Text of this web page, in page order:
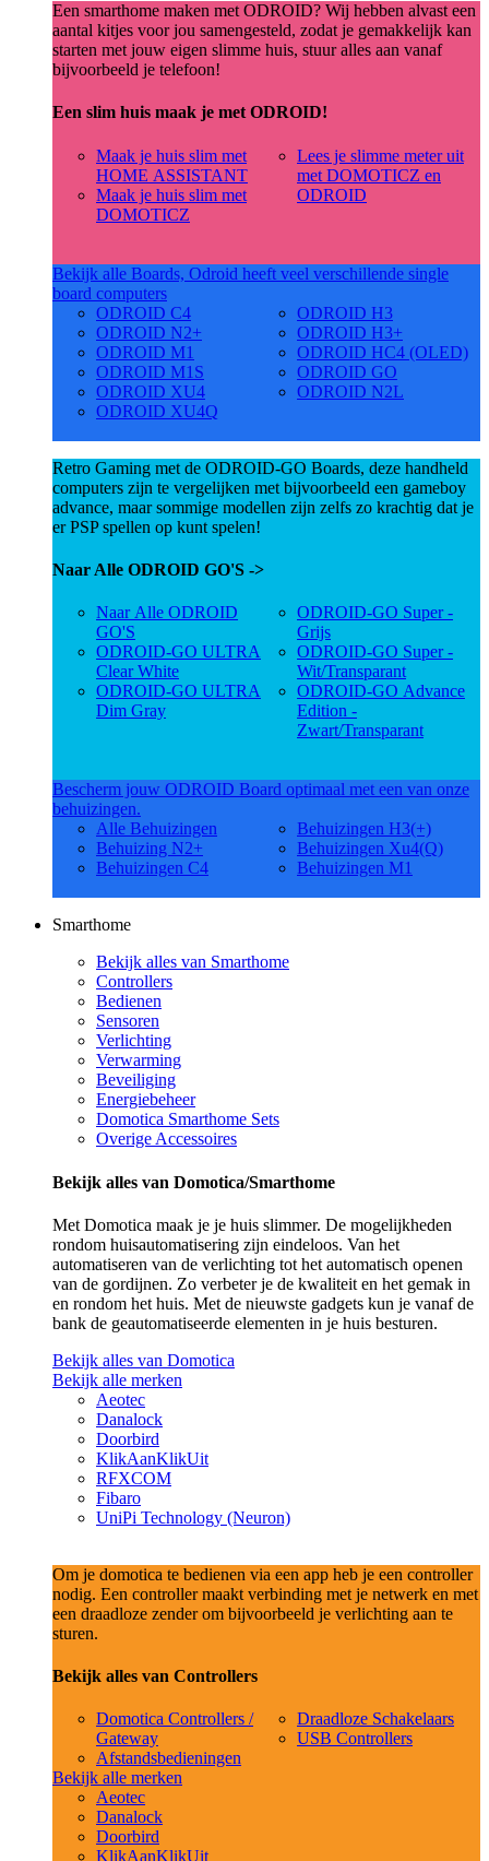
Een smarthome maken met ODROID? Wij hebben alvast een
aantal kitjes voor jou samengesteld, zodat je gemakkelijk kan
starten met jouw eigen slimme huis, stuur alles aan vanaf
bijvoorbeeld je telefoon!
Een slim huis maak je met ODROID!
Maak je huis slim met
HOME ASSISTANT
Maak je huis slim met
DOMOTICZ
Lees je slimme meter uit
met DOMOTICZ en
ODROID
Bekijk alle Boards, Odroid heeft veel verschillende single
board computers
ODROID C4
ODROID N2+
ODROID M1
ODROID M1S
ODROID XU4
ODROID XU4Q
ODROID H3
ODROID H3+
ODROID HC4 (OLED)
ODROID GO
ODROID N2L
Retro Gaming met de ODROID-GO Boards, deze handheld
computers zijn te vergelijken met bijvoorbeeld een gameboy
advance, maar sommige modellen zijn zelfs zo krachtig dat je
er PSP spellen op kunt spelen!
Naar Alle ODROID GO'S ->
Naar Alle ODROID
GO'S
ODROID-GO ULTRA
Clear White
ODROID-GO ULTRA
Dim Gray
ODROID-GO Super -
Grijs
ODROID-GO Super -
Wit/Transparant
ODROID-GO Advance
Edition -
Zwart/Transparant
Bescherm jouw ODROID Board optimaal met een van onze
behuizingen.
Alle Behuizingen
Behuizing N2+
Behuizingen C4
Behuizingen H3(+)
Behuizingen Xu4(Q)
Behuizingen M1
Smarthome
Bekijk alles van Smarthome
Controllers
Bedienen
Sensoren
Verlichting
Verwarming
Beveiliging
Energiebeheer
Domotica Smarthome Sets
Overige Accessoires
Bekijk alles van Domotica/Smarthome
Met Domotica maak je je huis slimmer. De mogelijkheden
rondom huisautomatisering zijn eindeloos. Van het
automatiseren van de verlichting tot het automatisch openen
van de gordijnen. Zo verbeter je de kwaliteit en het gemak in
en rondom het huis. Met de nieuwste gadgets kun je vanaf de
bank de geautomatiseerde elementen in je huis besturen.
Bekijk alles van Domotica
Bekijk alle merken
Aeotec
Danalock
Doorbird
KlikAanKlikUit
RFXCOM
Fibaro
UniPi Technology (Neuron)
Om je domotica te bedienen via een app heb je een controller
nodig. Een controller maakt verbinding met je netwerk en met
een draadloze zender om bijvoorbeeld je verlichting aan te
sturen.
Bekijk alles van Controllers
Domotica Controllers /
Gateway
Afstandsbedieningen
Draadloze Schakelaars
USB Controllers
Bekijk alle merken
Aeotec
Danalock
Doorbird
KlikAanKlikUit